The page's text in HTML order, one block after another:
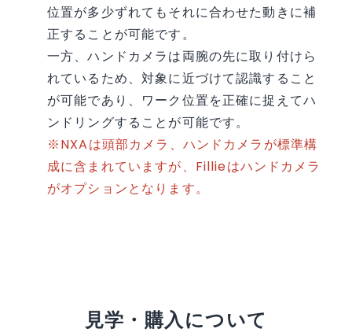
位置が多少ずれてもそれに合わせた動きに補
正することが可能です。
一方、ハンドカメラは両腕の先に取り付けら
れているため、対象に近づけて認識すること
が可能であり、ワーク位置を正確に捉えてハ
ンドリングすることが可能です。
※NXAは頭部カメラ、ハンドカメラが標準構
成に含まれていますが、Fillieはハンドカメラ
がオプションとなります。
見学・購入について